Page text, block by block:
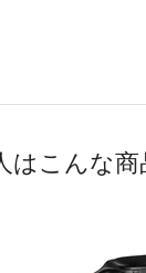
はこんな